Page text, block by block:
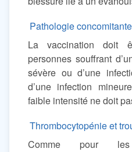
Pathologie concomitante
La vaccination doit
personnes souffrant
sévère ou d’une
d’une infection
faible intensité ne doit
Thrombocytopénie et
Comme pour